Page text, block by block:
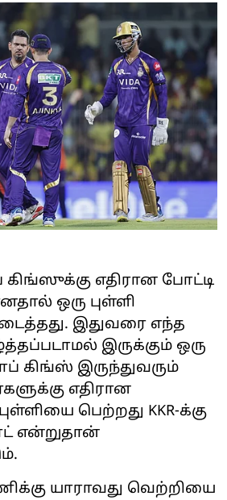
எதிரான போட்டி
ஒரு புள்ளி
இதுவரை எந்த
இருக்கும் ஒரு
கிங்ஸ் இருந்துவரும்
எதிரான
பெற்றது KKR-க்கு
என்றுதான்
யாராவது வெற்றியை